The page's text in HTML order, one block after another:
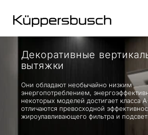
Декоративные
вытяжки
Они обладают необычайно низким
энергопотреблением,
некоторых моделей достигает класса
отличаются превосходной
жироулавливающего фильтра и